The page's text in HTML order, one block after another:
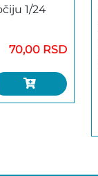
1/24
70,00 RSD